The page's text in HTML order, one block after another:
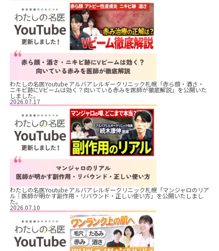
わたしの名医Youtube アルバアレルギークリニック札幌「赤ら顔・酒さ・
ニキビ跡にVビームは効く？向いている赤みを医師が徹底解説」を公開いた
しました。
2026.07.17
わたしの名医Youtube アルバアレルギークリニック札幌「マンジャロのリア
ル｜医師が明かす副作用・リバウンド・正しい使い方」を公開いたしまし
た。
2026.07.10